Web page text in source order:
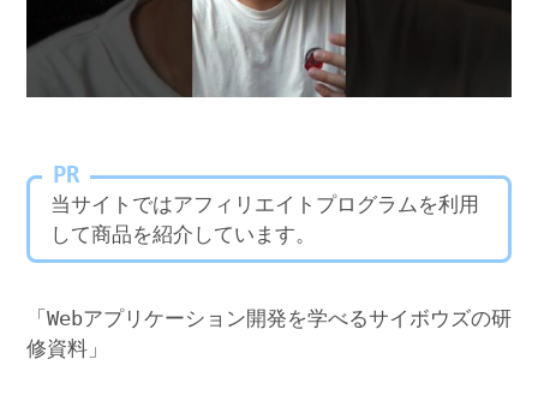
PR
当サイトではアフィリエイトプログラムを利用
して商品を紹介しています。
「Webアプリケーション開発を学べるサイボウズの研
修資料」